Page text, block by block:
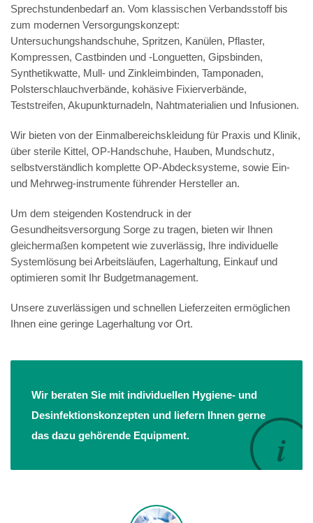
Sprechstundenbedarf an. Vom klassischen Verbandsstoff bis
zum modernen Versorgungskonzept:
Untersuchungshandschuhe, Spritzen, Kanülen, Pflaster,
Kompressen, Castbinden und -Longuetten, Gipsbinden,
Synthetikwatte, Mull- und Zinkleimbinden, Tamponaden,
Polsterschlauchverbände, kohäsive Fixierverbände,
Teststreifen, Akupunkturnadeln, Nahtmaterialien und Infusionen.
Wir bieten von der Einmalbereichskleidung für Praxis und Klinik,
über sterile Kittel, OP-Handschuhe, Hauben, Mundschutz,
selbstverständlich komplette OP-Abdecksysteme, sowie Ein-
und Mehrweg-instrumente führender Hersteller an.
Um dem steigenden Kostendruck in der
Gesundheitsversorgung Sorge zu tragen, bieten wir Ihnen
gleichermaßen kompetent wie zuverlässig, Ihre individuelle
Systemlösung bei Arbeitsläufen, Lagerhaltung, Einkauf und
optimieren somit Ihr Budgetmanagement.
Unsere zuverlässigen und schnellen Lieferzeiten ermöglichen
Ihnen eine geringe Lagerhaltung vor Ort.
Wir beraten Sie mit individuellen Hygiene- und
Desinfektionskonzepten und liefern Ihnen gerne
das dazu gehörende Equipment.